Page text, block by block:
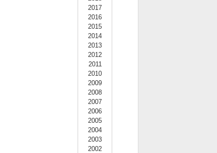
2017
2016
2015
2014
2013
2012
2011
2010
2009
2008
2007
2006
2005
2004
2003
2002